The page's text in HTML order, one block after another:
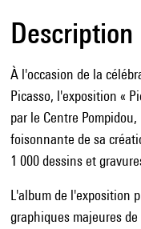
Description
À l'occasion de la
Picasso, l'exposition «
par le Centre
foisonnante de sa
1 000 dessins et
L'album de l'exposition
graphiques majeures